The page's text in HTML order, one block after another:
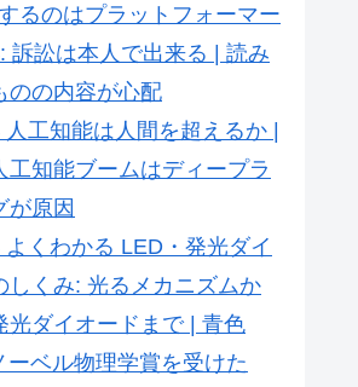
るのはプラットフォーマー
訟は本人で出来る | 読み
のの内容が心配
工知能は人間を超えるか |
工知能ブームはディープラ
が原因
くわかる LED・発光ダイ
しくみ: 光るメカニズムか
光ダイオードまで | 青色
ーベル物理学賞を受けた